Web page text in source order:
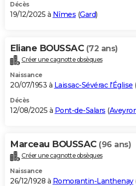
Décès
19/12/2025 à Nîmes (Gard)
Eliane BOUSSAC (72 ans)
Créer une cagnotte obsèques
Naissance
20/07/1953 à Laissac-Sévérac l'Église
Décès
12/08/2025 à Pont-de-Salars (
Marceau BOUSSAC (96 ans)
Créer une cagnotte obsèques
Naissance
26/12/1928 à Romorantin-Lanthenay